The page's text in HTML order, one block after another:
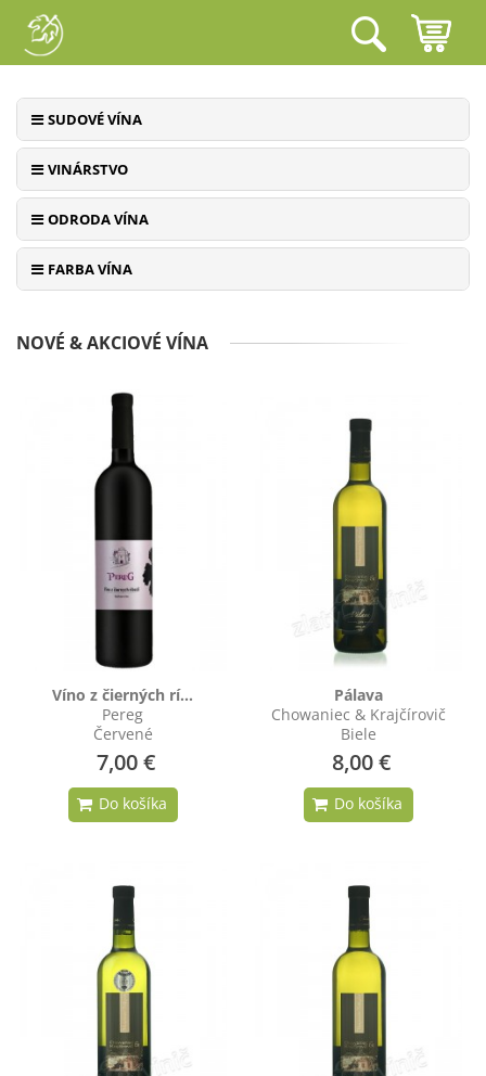
SUDOVÉ VÍNA
VINÁRSTVO
ODRODA VÍNA
FARBA VÍNA
NOVÉ & AKCIOVÉ VÍNA
Víno z čierných rí...
Pereg
Červené
7,00 €
Pálava
Chowaniec & Krajčírovič
Biele
8,00 €